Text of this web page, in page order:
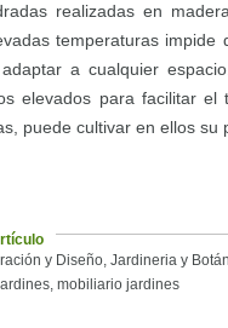
realizadas en
temperaturas
a cualquier
elevados para facilitar
puede cultivar en ellos su
y Diseño, Jardineria y
, mobiliario jardines